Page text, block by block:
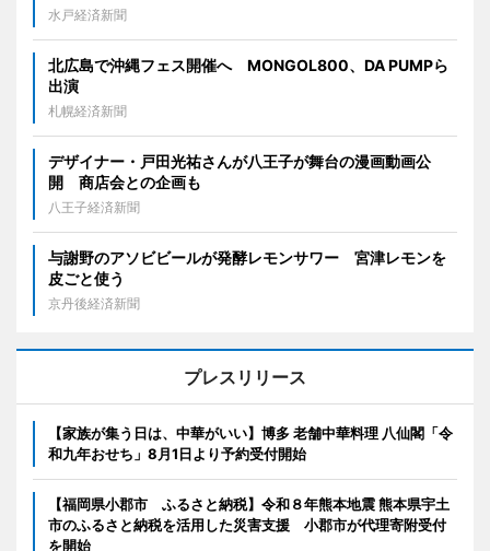
水戸経済新聞
北広島で沖縄フェス開催へ MONGOL800、DA PUMPら
出演
札幌経済新聞
デザイナー・戸田光祐さんが八王子が舞台の漫画動画公
開 商店会との企画も
八王子経済新聞
与謝野のアソビビールが発酵レモンサワー 宮津レモンを
皮ごと使う
京丹後経済新聞
プレスリリース
【家族が集う日は、中華がいい】博多 老舗中華料理 八仙閣「令
和九年おせち」8月1日より予約受付開始
【福岡県小郡市 ふるさと納税】令和８年熊本地震 熊本県宇土
市のふるさと納税を活用した災害支援 小郡市が代理寄附受付
を開始